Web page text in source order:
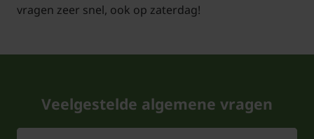
vragen zeer snel, ook op zaterdag!
Veelgestelde algemene vragen